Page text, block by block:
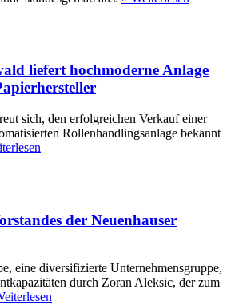
liefert hochmoderne Anlage
sich, den erfolgreichen Verkauf einer
Rollenhandlingsanlage bekannt
der Neuenhauser
eine diversifizierte Unternehmensgruppe,
durch Zoran Aleksic, der zum